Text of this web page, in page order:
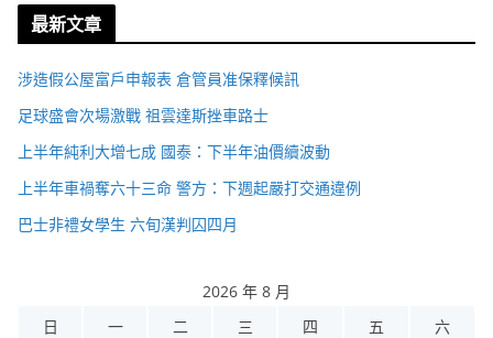
最新文章
涉造假公屋富戶申報表 倉管員准保釋候訊
足球盛會次場激戰 祖雲達斯挫車路士
上半年純利大增七成 國泰：下半年油價續波動
上半年車禍奪六十三命 警方：下週起嚴打交通違例
巴士非禮女學生 六旬漢判囚四月
2026 年 8 月
日
一 二 三 四 五 六